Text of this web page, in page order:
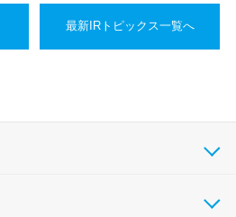
最新IRトピックス一覧へ